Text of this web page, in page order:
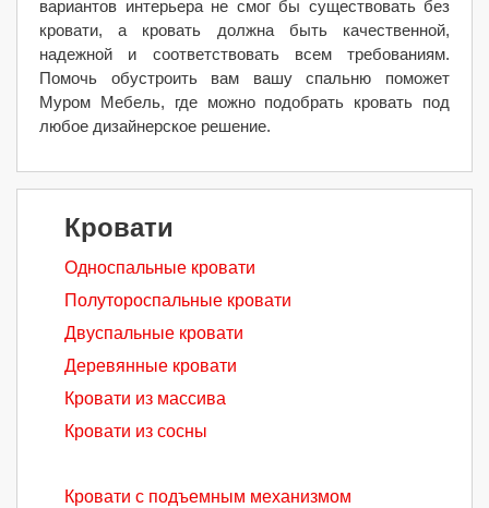
вариантов интерьера не смог бы существовать без
кровати, а кровать должна быть качественной,
надежной и соответствовать всем требованиям.
Помочь обустроить вам вашу спальню поможет
Муром Мебель, где можно подобрать кровать под
любое дизайнерское решение.
Кровати
Односпальные кровати
Полутороспальные кровати
Двуспальные кровати
Деревянные кровати
Кровати из массива
Кровати из сосны
Кровати с подъемным механизмом